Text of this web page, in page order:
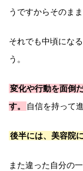
うですからそのま
それでも中頃にな
う。
変化や行動を面倒
す。
自信を持って
後半には、美容院
また違った自分の